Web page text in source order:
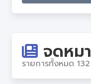
จดหม
รายการทั้งหมด